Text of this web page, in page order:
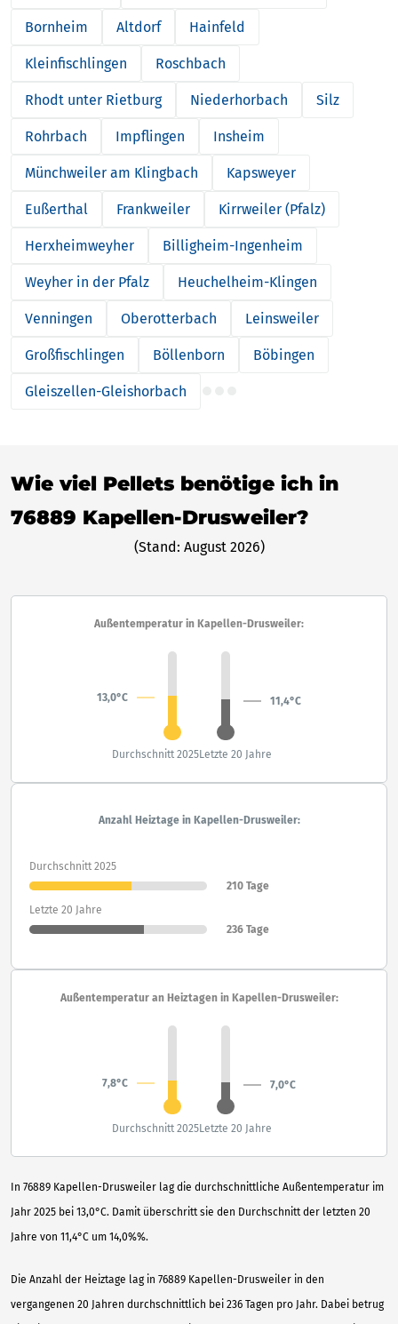
Bornheim Altdorf Hainfeld
Kleinfischlingen Roschbach
Rhodt unter Rietburg Niederhorbach Silz
Rohrbach Impflingen Insheim
Münchweiler am Klingbach Kapsweyer
Eußerthal Frankweiler Kirrweiler (Pfalz)
Herxheimweyher Billigheim-Ingenheim
Weyher in der Pfalz Heuchelheim-Klingen
Venningen Oberotterbach Leinsweiler
Großfischlingen Böllenborn Böbingen
Gleiszellen-Gleishorbach
Wie viel Pellets benötige ich in
76889 Kapellen-Drusweiler?
(Stand: August 2026)
In 76889 Kapellen-Drusweiler lag die durchschnittliche Außentemperatur im
Jahr 2025 bei 13,0°C. Damit überschritt sie den Durchschnitt der letzten 20
Jahre von 11,4°C um 14,0%%.
Die Anzahl der Heiztage lag in 76889 Kapellen-Drusweiler in den
vergangenen 20 Jahren durchschnittlich bei 236 Tagen pro Jahr. Dabei betrug
Außentemperatur in Kapellen-Drusweiler:
13,0°C 11,4°C
Durchschnitt 2025Letzte 20 Jahre
Anzahl Heiztage in Kapellen-Drusweiler:
Durchschnitt 2025
210 Tage
Letzte 20 Jahre
236 Tage
Außentemperatur an Heiztagen in Kapellen-Drusweiler:
7,8°C 7,0°C
Durchschnitt 2025Letzte 20 Jahre